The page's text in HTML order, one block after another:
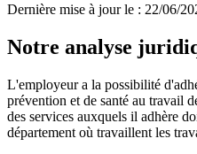
Dernière mise à jour le : 22/06/
Notre analyse
L'employeur a la possibilité
prévention et de santé au travail
des services auxquels il adhère
département où travaillent les